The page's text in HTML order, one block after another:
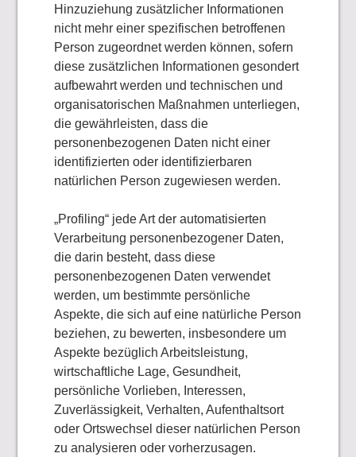
Hinzuziehung zusätzlicher Informationen
nicht mehr einer spezifischen betroffenen
Person zugeordnet werden können, sofern
diese zusätzlichen Informationen gesondert
aufbewahrt werden und technischen und
organisatorischen Maßnahmen unterliegen,
die gewährleisten, dass die
personenbezogenen Daten nicht einer
identifizierten oder identifizierbaren
natürlichen Person zugewiesen werden.
„Profiling“ jede Art der automatisierten
Verarbeitung personenbezogener Daten,
die darin besteht, dass diese
personenbezogenen Daten verwendet
werden, um bestimmte persönliche
Aspekte, die sich auf eine natürliche Person
beziehen, zu bewerten, insbesondere um
Aspekte bezüglich Arbeitsleistung,
wirtschaftliche Lage, Gesundheit,
persönliche Vorlieben, Interessen,
Zuverlässigkeit, Verhalten, Aufenthaltsort
oder Ortswechsel dieser natürlichen Person
zu analysieren oder vorherzusagen.